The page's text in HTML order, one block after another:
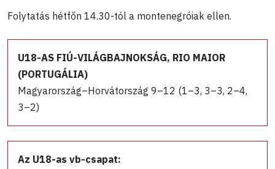
Folytatás hétfőn 14.30-tól a montenegróiak ellen.
U18-AS FIÚ-VILÁGBAJNOKSÁG, RIO MAIOR
(PORTUGÁLIA)
Magyarország–Horvátország 9–12 (1–3, 3–3, 2–4,
3–2)
Az U18-as vb-csapat: